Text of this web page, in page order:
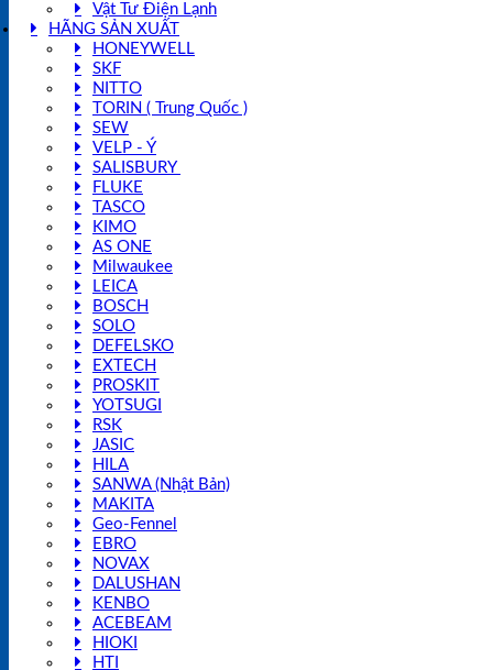
Vật Tư Điện Lạnh
HÃNG SẢN XUẤT
HONEYWELL
SKF
NITTO
TORIN ( Trung Quốc )
SEW
VELP - Ý
SALISBURY
FLUKE
TASCO
KIMO
AS ONE
Milwaukee
LEICA
BOSCH
SOLO
DEFELSKO
EXTECH
PROSKIT
YOTSUGI
RSK
JASIC
HILA
SANWA (Nhật Bản)
MAKITA
Geo-Fennel
EBRO
NOVAX
DALUSHAN
KENBO
ACEBEAM
HIOKI
HTI